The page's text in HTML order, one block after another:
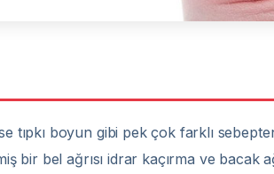
tıpkı boyun gibi pek çok farklı
bir bel ağrısı idrar kaçırma ve bacak